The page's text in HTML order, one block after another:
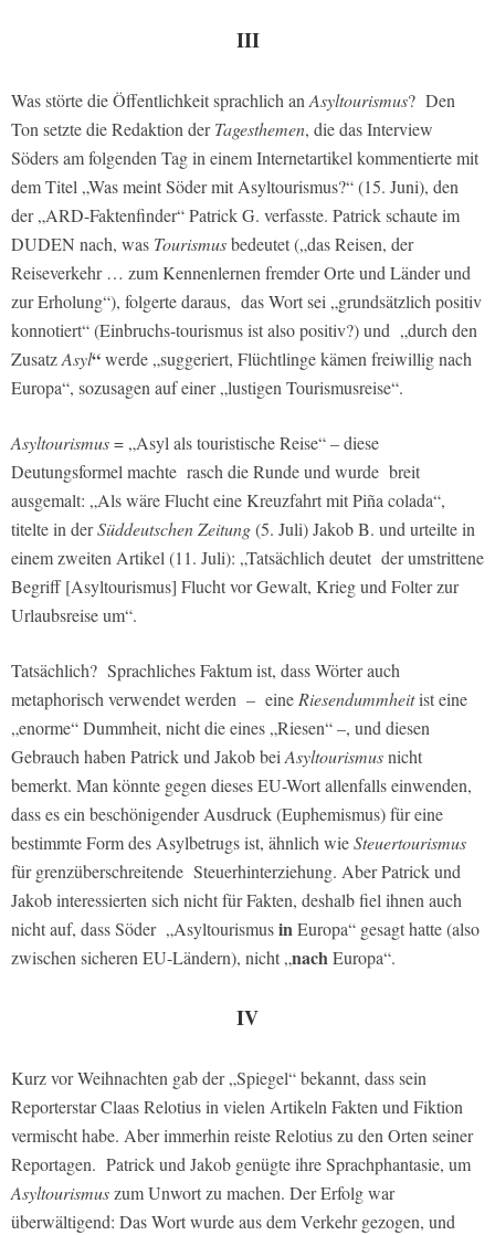
III
Was störte die Öffentlichkeit sprachlich anAsyltourismus? Den
Ton setzte die Redaktion derTagesthemen, die das Interview
Söders am folgenden Tag in einem Internetartikel kommentierte mit
dem Titel „Was meint Söder mit Asyltourismus?“ (15. Juni), den
der „ARD-Faktenfinder“ Patrick G. verfasste. Patrick schaute im
DUDEN nach, was Tourismusbedeutet („das Reisen, der
Reiseverkehr … zum Kennenlernen fremder Orte und Länder und
zur Erholung“), folgerte daraus, das Wort sei „grundsätzlich positiv
konnotiert“ (Einbruchs-tourismus ist also positiv?) und „durch den
ZusatzAsyl“werde „suggeriert, Flüchtlinge kämen freiwillig nach
Europa“, sozusagen auf einer „lustigen Tourismusreise“.
Asyltourismus= „Asyl als touristische Reise“ – diese
Deutungsformel machte rasch die Runde und wurde breit
ausgemalt: „Als wäre Flucht eine Kreuzfahrt mit Piña colada“,
titelte in derSüddeutschen Zeitung(5. Juli) Jakob B. und urteilte in
einem zweiten Artikel (11. Juli): „Tatsächlich deutet der umstrittene
Begriff [Asyltourismus] Flucht vor Gewalt, Krieg und Folter zur
Urlaubsreise um“.
Tatsächlich? Sprachliches Faktum ist, dass Wörter auch
metaphorisch verwendet werden – eineRiesendummheitist eine
„enorme“ Dummheit, nicht die eines „Riesen“ –, und diesen
Gebrauch haben Patrick und Jakob beiAsyltourismusnicht
bemerkt. Man könnte gegen dieses EU-Wort allenfalls einwenden,
dass es ein beschönigender Ausdruck (Euphemismus) für eine
bestimmte Form des Asylbetrugs ist, ähnlich wieSteuertourismus
für grenzüberschreitende Steuerhinterziehung. Aber Patrick und
Jakob interessierten sich nicht für Fakten, deshalb fiel ihnen auch
nicht auf, dass Söder „AsyltourismusinEuropa“ gesagt hatte (also
zwischen sicheren EU-Ländern), nicht „nachEuropa“.
IV
Kurz vor Weihnachten gab der „Spiegel“ bekannt, dass sein
Reporterstar Claas Relotius in vielen Artikeln Fakten und Fiktion
vermischt habe. Aber immerhin reiste Relotius zu den Orten seiner
Reportagen. Patrick und Jakob genügte ihre Sprachphantasie, um
Asyltourismuszum Unwort zu machen. Der Erfolg war
überwältigend: Das Wort wurde aus dem Verkehr gezogen, und